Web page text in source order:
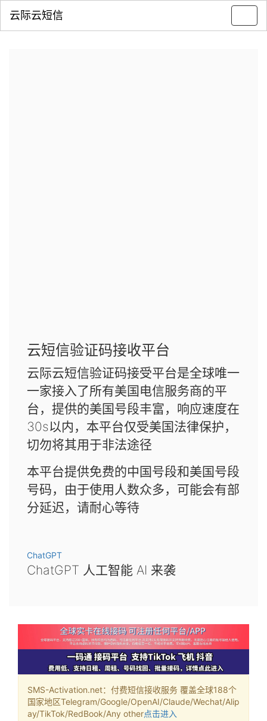
云际云短信
云短信验证码接收平台
云际云短信验证码接受平台是全球唯一
一家接入了所有美国电信服务商的平
台，提供的美国号段丰富，响应速度在
30s以内，本平台仅受美国法律保护，
切勿将其用于非法途径
本平台提供免费的中国号段和美国号段
号码，由于使用人数众多，可能会有部
分延迟，请耐心等待
ChatGPT
ChatGPT 人工智能 AI 来袭
SMS-Activation.net：付费短信接收服务 覆盖全球188个
国家地区Telegram/Google/OpenAI/Claude/Wechat/Alip
ay/TikTok/RedBook/Any other点击进入